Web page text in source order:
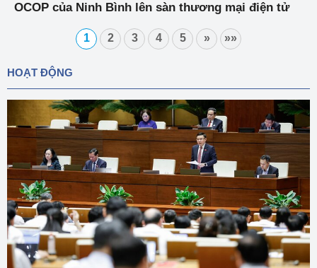
OCOP của Ninh Bình lên sàn thương mại điện tử
1 2 3 4 5 » »»
HOẠT ĐỘNG